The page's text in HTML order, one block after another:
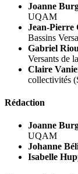
Joanne
UQAM
Jean-Pierre
Bassins
Gabriel
Versants de
Claire
collectivités
Rédaction
Joanne
UQAM
Johanne
Isabelle